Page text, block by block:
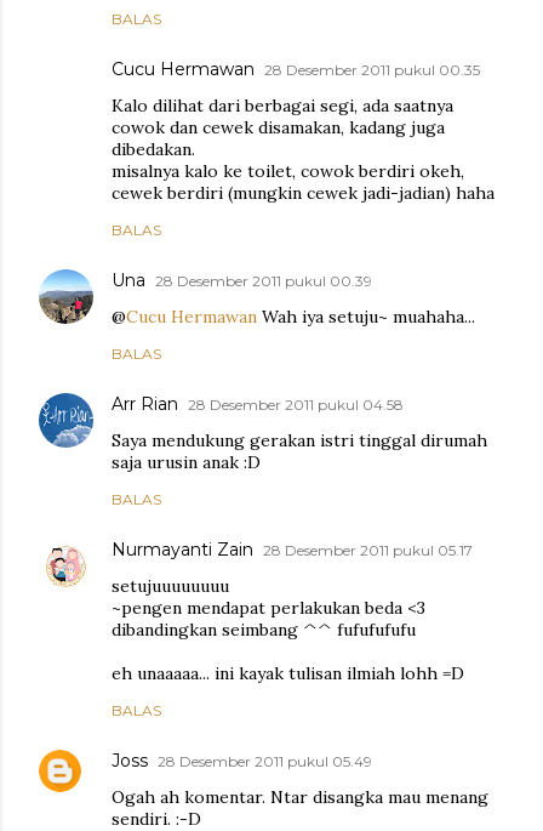
BALAS
Cucu Hermawan 28 Desember 2011 pukul 00.35
Kalo dilihat dari berbagai segi, ada saatnya
cowok dan cewek disamakan, kadang juga
dibedakan.
misalnya kalo ke toilet, cowok berdiri okeh,
cewek berdiri (mungkin cewek jadi-jadian) haha
BALAS
Una 28 Desember 2011 pukul 00.39
@Cucu Hermawan Wah iya setuju~ muahaha...
BALAS
Arr Rian 28 Desember 2011 pukul 04.58
Saya mendukung gerakan istri tinggal dirumah
saja urusin anak :D
BALAS
Nurmayanti Zain 28 Desember 2011 pukul 05.17
setujuuuuuuuu
~pengen mendapat perlakukan beda <3
dibandingkan seimbang ^^ fufufufufu
eh unaaaaa... ini kayak tulisan ilmiah lohh =D
BALAS
Joss 28 Desember 2011 pukul 05.49
Ogah ah komentar. Ntar disangka mau menang
sendiri. :-D